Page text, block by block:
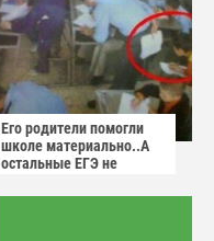
Его родители помогли
школе материально..А
остальные ЕГЭ не